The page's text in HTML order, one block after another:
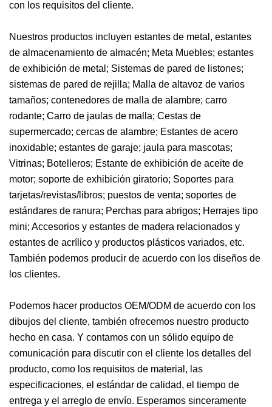
con los requisitos del cliente.
Nuestros productos incluyen estantes de metal, estantes
de almacenamiento de almacén; Meta Muebles; estantes
de exhibición de metal; Sistemas de pared de listones;
sistemas de pared de rejilla; Malla de altavoz de varios
tamaños; contenedores de malla de alambre; carro
rodante; Carro de jaulas de malla; Cestas de
supermercado; cercas de alambre; Estantes de acero
inoxidable; estantes de garaje; jaula para mascotas;
Vitrinas; Botelleros; Estante de exhibición de aceite de
motor; soporte de exhibición giratorio; Soportes para
tarjetas/revistas/libros; puestos de venta; soportes de
estándares de ranura; Perchas para abrigos; Herrajes tipo
mini; Accesorios y estantes de madera relacionados y
estantes de acrílico y productos plásticos variados, etc.
También podemos producir de acuerdo con los diseños de
los clientes.
Podemos hacer productos OEM/ODM de acuerdo con los
dibujos del cliente, también ofrecemos nuestro producto
hecho en casa. Y contamos con un sólido equipo de
comunicación para discutir con el cliente los detalles del
producto, como los requisitos de material, las
especificaciones, el estándar de calidad, el tiempo de
entrega y el arreglo de envío. Esperamos sinceramente